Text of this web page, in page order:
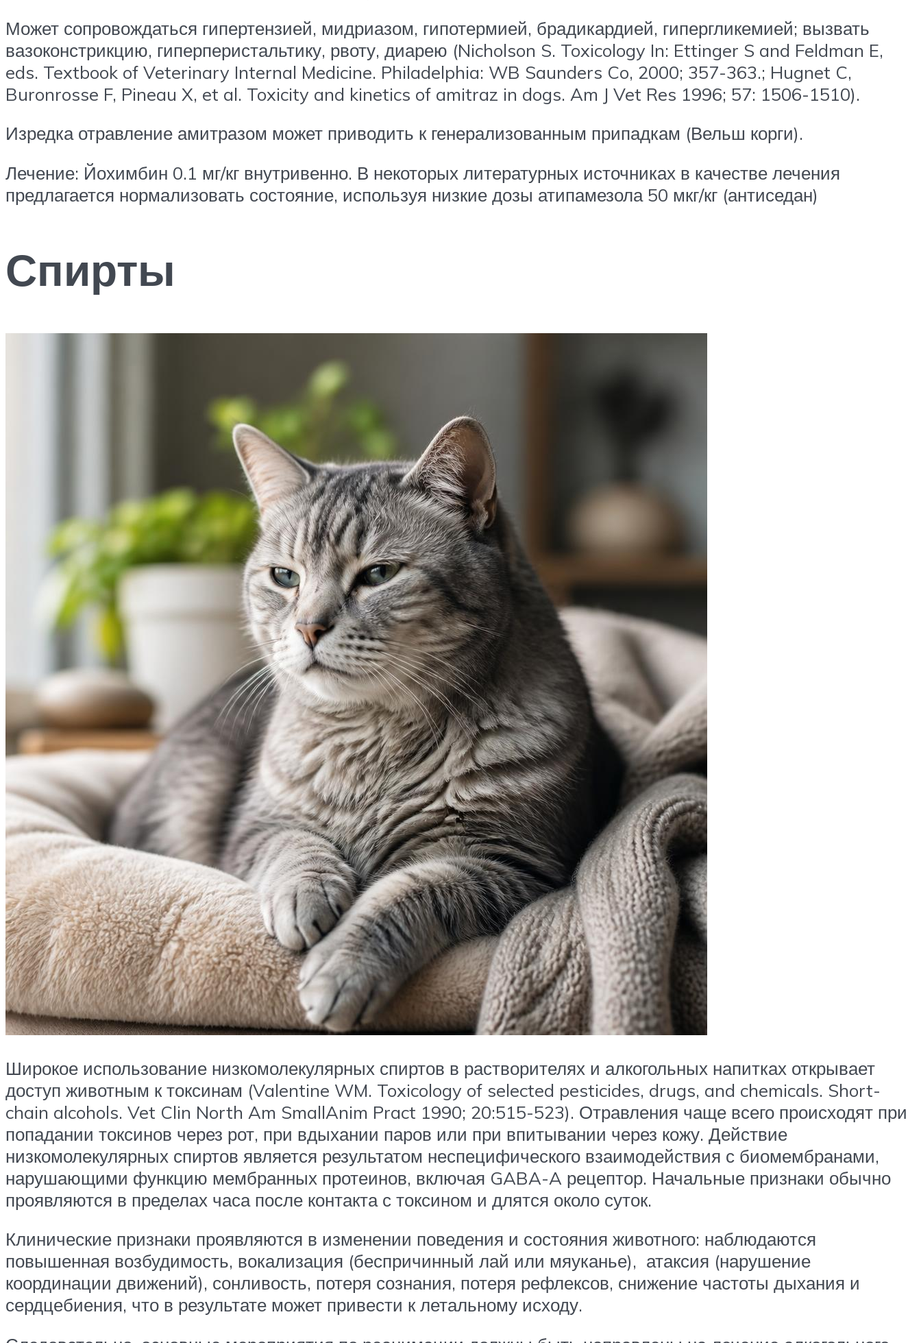
Может сопровождаться гипертензией, мидриазом, гипотермией, брадикардией, гипергликемией; вызвать
вазоконстрикцию, гиперперистальтику, рвоту, диарею (Nicholson S. Toxicology In: Ettinger S and Feldman E,
eds. Textbook of Veterinary Internal Medicine. Philadelphia: WB Saunders Co, 2000; 357-363.; Hugnet C,
Buronrosse F, Pineau X, et al. Toxicity and kinetics of amitraz in dogs. Am J Vet Res 1996; 57: 1506-1510).
Изредка отравление амитразом может приводить к генерализованным припадкам (Вельш корги).
Лечение: Йохимбин 0.1 мг/кг внутривенно. В некоторых литературных источниках в качестве лечения
предлагается нормализовать состояние, используя низкие дозы атипамезола 50 мкг/кг (антиседан)
Спирты
Широкое использование низкомолекулярных спиртов в растворителях и алкогольных напитках открывает
доступ животным к токсинам (Valentine WM. Toxicology of selected pesticides, drugs, and chemicals. Short-
chain alcohols. Vet Clin North Am SmallAnim Pract 1990; 20:515-523). Отравления чаще всего происходят при
попадании токсинов через рот, при вдыхании паров или при впитывании через кожу. Действие
низкомолекулярных спиртов является результатом неспецифического взаимодействия с биомембранами,
нарушающими функцию мембранных протеинов, включая GABA-A рецептор. Начальные признаки обычно
проявляются в пределах часа после контакта с токсином и длятся около суток.
Клинические признаки проявляются в изменении поведения и состояния животного: наблюдаются
повышенная возбудимость, вокализация (беспричинный лай или мяуканье), атаксия (нарушение
координации движений), сонливость, потеря сознания, потеря рефлексов, снижение частоты дыхания и
сердцебиения, что в результате может привести к летальному исходу.